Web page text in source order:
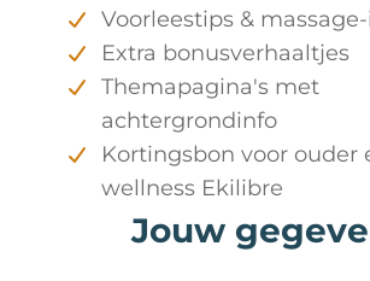
Voorleestips &
Extra bonusverhaaltjes
Themapagina's met
achtergrondinfo
Kortingsbon voor ouder
wellness Ekilibre
Jouw